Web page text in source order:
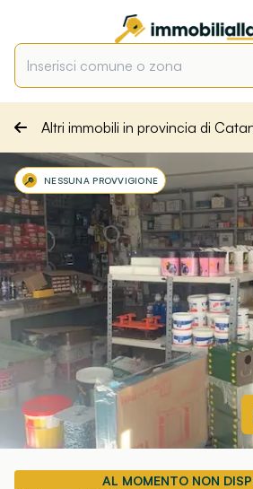
Altri immobili in provincia di
NESSUNA PROVVIGIONE
AL MOMENTO NON